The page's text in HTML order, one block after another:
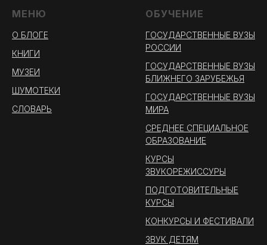
МЕНЮ
О БЛОГЕ
КНИГИ
МУЗЕИ
ШУМОТЕКИ
СЛОВАРЬ
ОБУЧЕНИЕ
ГОСУДАРСТВЕННЫЕ ВУЗЫ
РОССИИ
ГОСУДАРСТВЕННЫЕ ВУЗЫ
БЛИЖНЕГО ЗАРУБЕЖЬЯ
ГОСУДАРСТВЕННЫЕ ВУЗЫ
МИРА
СРЕДНЕЕ СПЕЦИАЛЬНОЕ
ОБРАЗОВАНИЕ
КУРСЫ
ЗВУКОРЕЖИССУРЫ
ПОДГОТОВИТЕЛЬНЫЕ
КУРСЫ
КОНКУРСЫ И ФЕСТИВАЛИ
ЗВУК ДЕТЯМ